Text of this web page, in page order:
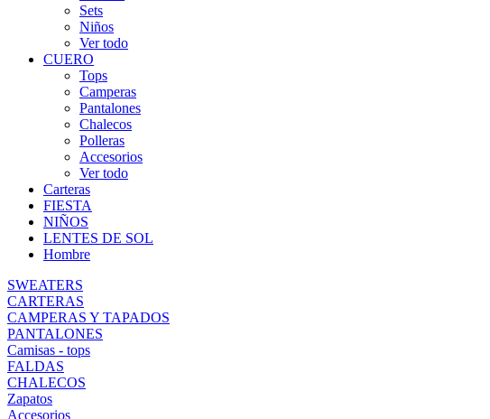
Sets
Niños
Ver todo
CUERO
Tops
Camperas
Pantalones
Chalecos
Polleras
Accesorios
Ver todo
Carteras
FIESTA
NIÑOS
LENTES DE SOL
Hombre
SWEATERS
CARTERAS
CAMPERAS Y TAPADOS
PANTALONES
Camisas - tops
FALDAS
CHALECOS
Zapatos
Accesorios